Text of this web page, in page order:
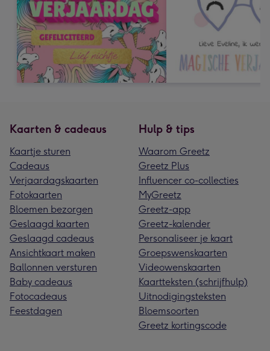
Kaarten & cadeaus
Kaartje sturen
Cadeaus
Verjaardagskaarten
Fotokaarten
Bloemen bezorgen
Geslaagd kaarten
Geslaagd cadeaus
Ansichtkaart maken
Ballonnen versturen
Baby cadeaus
Fotocadeaus
Feestdagen
Hulp & tips
Waarom Greetz
Greetz Plus
Influencer co-collecties
MyGreetz
Greetz-app
Greetz-kalender
Personaliseer je kaart
Groepswenskaarten
Videowenskaarten
Kaartteksten (schrijfhulp)
Uitnodigingsteksten
Bloemsoorten
Greetz kortingscode